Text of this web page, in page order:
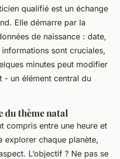
qualifié est un échange
Elle démarre par la
de naissance : date,
sont cruciales,
minutes peut modifier
- un élément central du
du thème natal
compris entre une heure et
explorer chaque planète,
L’objectif ? Ne pas se